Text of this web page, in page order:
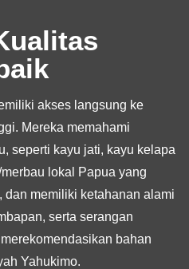
akses langsung ke
Mereka memahami
seperti kayu jati, kayu kelapa
lokal Papua yang
dan memiliki ketahanan alami
serta serangan
bahan
Yahukimo.